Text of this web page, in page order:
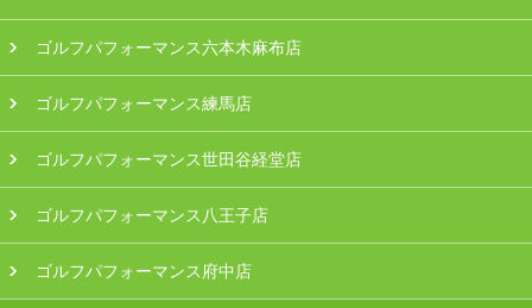
ゴルフパフォーマンス六本木麻布店
ゴルフパフォーマンス練馬店
ゴルフパフォーマンス世田谷経堂店
ゴルフパフォーマンス八王子店
ゴルフパフォーマンス府中店